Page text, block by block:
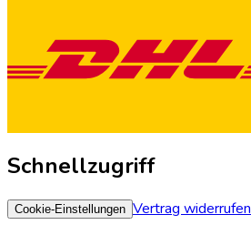
Schnellzugriff
Cookie-Einstellungen Vertrag widerrufen